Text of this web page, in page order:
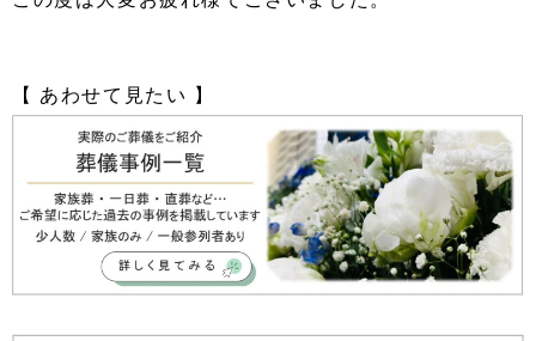
【 あわせて見たい 】